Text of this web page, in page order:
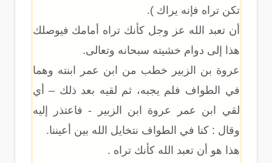
تكن تراه فإنه يراك ).
أن تعبد الله عز وجل كأنك تراه أمامك فيوصلك
هذا إلى دوام خشيته سبحانه وتعالى.
عروة بن الزبير خطب من ابن عمر ابنته وهما
في الطواف فلم يجبه، ثم لقيه بعد ذلك – أي
لقي ابن عمر عروة ابن الزبير - فاعتذر إليه
وقال : كنا في الطواف نتخايل الله بين أعيننا.
هذا هو أن تعبد الله كأنك تراه .